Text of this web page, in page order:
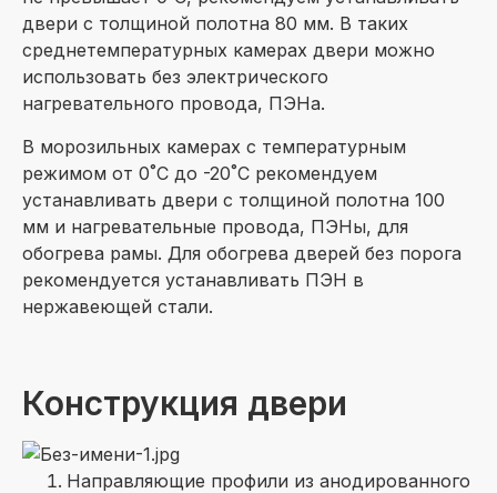
двери с толщиной полотна 80 мм. В таких
среднетемпературных камерах двери можно
использовать без электрического
нагревательного провода, ПЭНа.
В морозильных камерах с температурным
режимом от 0˚C до -20˚C рекомендуем
устанавливать двери с толщиной полотна 100
мм и нагревательные провода, ПЭНы, для
обогрева рамы. Для обогрева дверей без порога
рекомендуется устанавливать ПЭН в
нержавеющей стали.
Конструкция двери
Направляющие профили из анодированного